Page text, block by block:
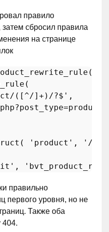
правило
сбросил правила
на странице
()
([^/]+)/?$' ,
'product' ,
'/
,
правильно
первого уровня, но не
Также оба
404.